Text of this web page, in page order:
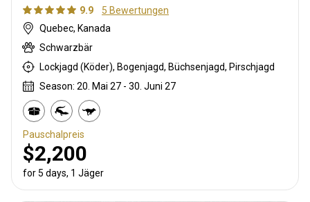
9.9
5 Bewertungen
Quebec, Kanada
Schwarzbär
Lockjagd (Köder), Bogenjagd, Büchsenjagd, Pirschjagd
Season: 20. Mai 27 - 30. Juni 27
Pauschalpreis
$2,200
for 5 days, 1 Jäger